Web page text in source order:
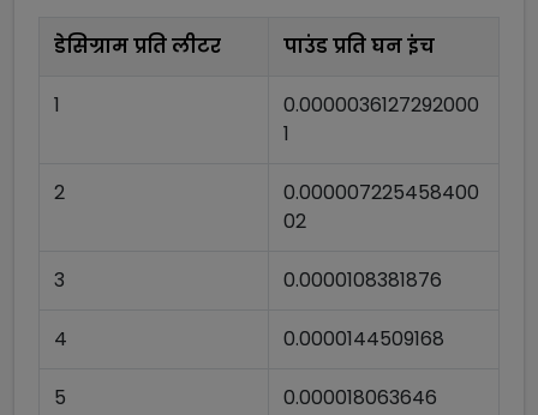
डेसिग्राम प्रति लीटर पाउंड प्रति घन इंच
1
0.0000036127292000
1
2
0.000007225458400
02
3 0.0000108381876
4 0.0000144509168
5 0.000018063646